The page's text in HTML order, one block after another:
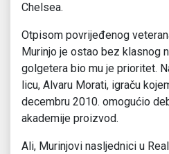
Chelsea.
Otpisom povrijeđenog
Murinjo je ostao bez klasnog
golgetera bio mu je prioritet.
licu, Alvaru Morati, igraču
decembru 2010. omogućio
akademije proizvod.
Ali, Murinjovi nasljednici u